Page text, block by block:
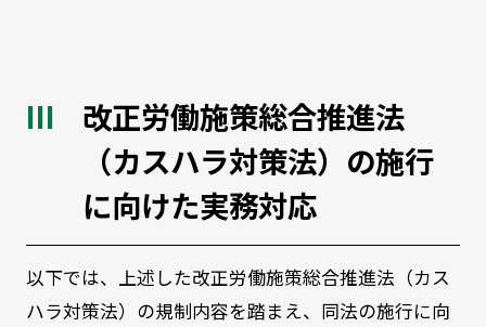
改正労働施策総合推進法
（カスハラ対策法）の施行
に向けた実務対応
以下では、上述した改正労働施策総合推進法（カス
ハラ対策法）の規制内容を踏まえ、同法の施行に向